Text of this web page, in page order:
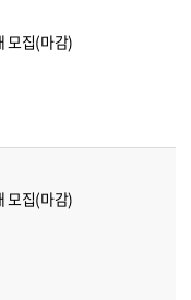
모집(마감)
모집(마감)